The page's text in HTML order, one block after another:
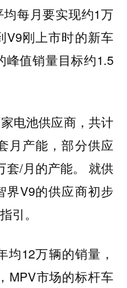
每月要实现约1万
V9刚上市时的新车
峰值销量目标约1.5
电池供应商，共计
月产能，部分供应
套/月的产能。 就供
界V9的供应商初步
引。
均12万辆的销量，
MPV市场的标杆车